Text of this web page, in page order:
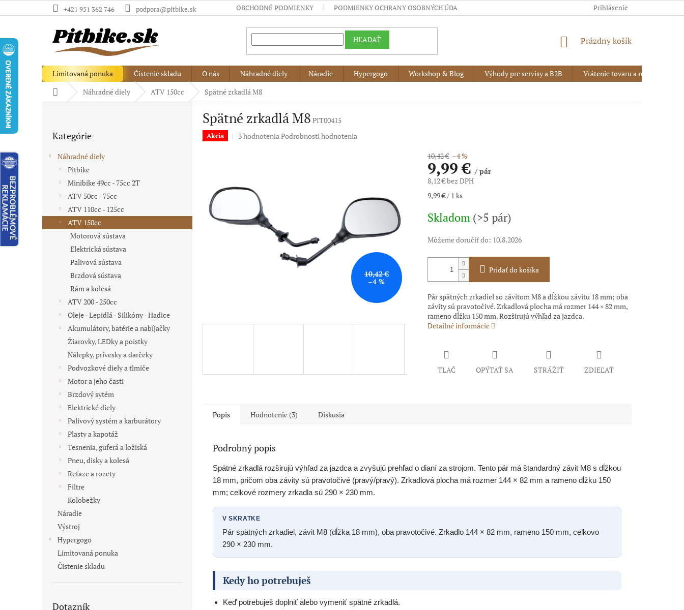
na
+421 951 362 746 podpora@pitbike.sk OBCHODNÉ PODMIENKY PODMIENKY OCHRANY OSOBNÝCH ÚDAJOV Prihlásenie
HĽADAŤ
NÁKUPNÝ
Prázdny košík
Limitovaná ponuka Čistenie skladu O nás Náhradné diely Náradie Hypergogo Workshop & Blog Výhody pre servisy a B2B
Vrátenie tovaru a reklamácia
DomovNáhradné diely ATV 150cc Spätné zrkadlá M8
kategórie
Kategórie
Náhradné diely
Pitbike
Minibike 49cc - 75cc 2T
ATV 50cc - 75cc
ATV 110cc - 125cc
ATV 150cc
Motorová sústava
Elektrická sústava
Palivová sústava
Brzdová sústava
Rám a kolesá
ATV 200 - 250cc
Oleje - Lepidlá - Silikóny - Hadice
Akumulátory, batérie a nabíjačky
Žiarovky, LEDky a poistky
Nálepky, prívesky a darčeky
Podvozkové diely a tlmiče
Motor a jeho časti
Brzdový sytém
Elektrické diely
Palivový systém a karburátory
Plasty a kapotáž
Tesnenia, guferá a ložiská
Pneu, disky a kolesá
Reťaze a rozety
Filtre
Kolobežky
Náradie
Výstroj
Hypergogo
Limitovaná ponuka
Čistenie skladu
Dotazník
Spätné zrkadlá M8 PIT00415
Akcia
Priemerné
hviezdičiek.
3 hodnoteniaPodrobnosti hodnotenia
10,42 €
–4 %
10,42 € –4 %
9,99 €/ pár
8,12 € bez DPH
Jednotková
9,99 € / 1 ks
Skladom (>5 pár)
Môžeme doručiť do: 10.8.2026
Pridať do košíka
Pár spätných zrkadiel so závitom M8 a dĺžkou závitu 18 mm; oba
závity sú pravotočivé. Zrkadlová plocha má rozmer 144 × 82 mm,
rameno dĺžku 150 mm. Rozširujú výhľad za jazdca.
Detailné informácie
TLAČ OPÝTAŤ SA STRÁŽIŤ ZDIEĽAŤ
Popis Hodnotenie (3) Diskusia
Podrobný popis
Spätné zrkadlá rozširujú výhľad za jazdca a zvyšujú prehľad o dianí za strojom. Tento pár má štandardný závit M8 s dĺžkou
18 mm, pričom oba závity sú pravotočivé (pravý/pravý). Zrkadlová plocha má rozmer 144 × 82 mm a rameno dĺžku 150
mm; celkové rozmery zrkadla sú 290 × 230 mm.
V SKRATKE
Pár spätných zrkadiel, závit M8 (dĺžka 18 mm), oba pravotočivé. Zrkadlo 144 × 82 mm, rameno 150 mm, celkovo
290 × 230 mm.
Kedy ho potrebuješ
Keď potrebuješ doplniť alebo vymeniť spätné zrkadlá.